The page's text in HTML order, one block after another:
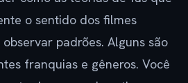
o sentido dos filmes
padrões. Alguns são
franquias e gêneros. Você